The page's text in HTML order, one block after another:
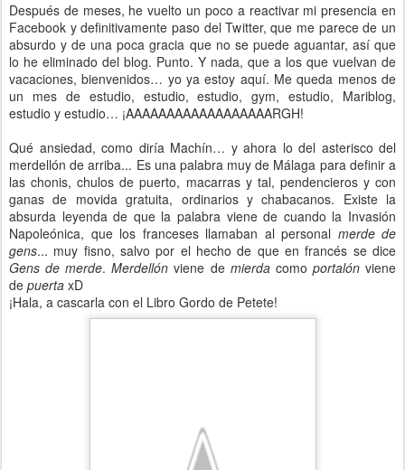
Después de meses, he vuelto un poco a reactivar mi presencia en
Facebook y definitivamente paso del Twitter, que me parece de un
absurdo y de una poca gracia que no se puede aguantar, así que
lo he eliminado del blog. Punto. Y nada, que a los que vuelvan de
vacaciones, bienvenidos… yo ya estoy aquí. Me queda menos de
un mes de estudio, estudio, estudio, gym, estudio, Mariblog,
estudio y estudio… ¡AAAAAAAAAAAAAAAAAARGH!
Qué ansiedad, como diría Machín… y ahora lo del asterisco del
merdellón de arriba... Es una palabra muy de Málaga para definir a
las chonis, chulos de puerto, macarras y tal, pendencieros y con
ganas de movida gratuita, ordinarios y chabacanos. Existe la
absurda leyenda de que la palabra viene de cuando la Invasión
Napoleónica, que los franceses llamaban al personal merde de
gens... muy fisno, salvo por el hecho de que en francés se dice
Gens de merde.Merdellónviene de mierda como portalónviene
de puerta xD
¡Hala, a cascarla con el Libro Gordo de Petete!